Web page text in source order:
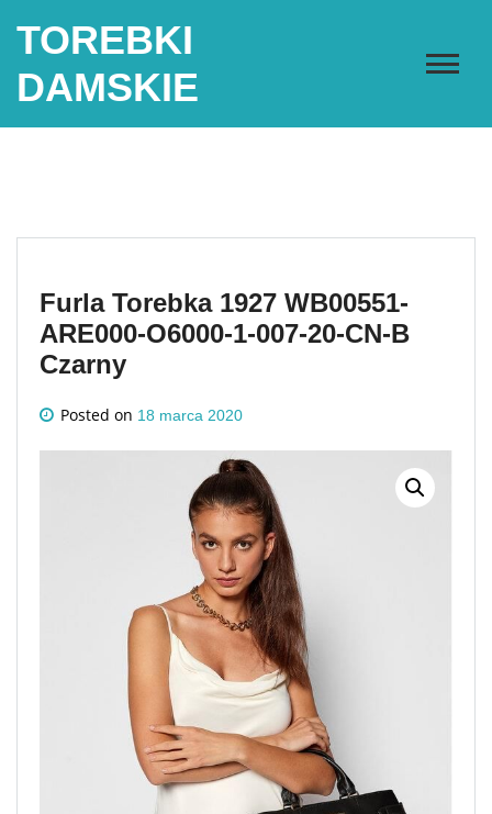
TOREBKI
DAMSKIE
Furla Torebka 1927 WB00551-
ARE000-O6000-1-007-20-CN-B
Czarny
Posted on 18 marca 2020